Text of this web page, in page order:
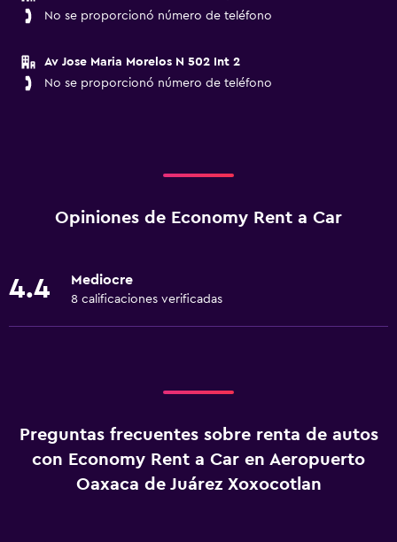
No se proporcionó número de teléfono
Av Jose Maria Morelos N 502 Int 2
No se proporcionó número de teléfono
Opiniones de Economy Rent a Car
4.4 Mediocre
8 calificaciones verificadas
Preguntas frecuentes sobre renta de autos
con Economy Rent a Car en Aeropuerto
Oaxaca de Juárez Xoxocotlan